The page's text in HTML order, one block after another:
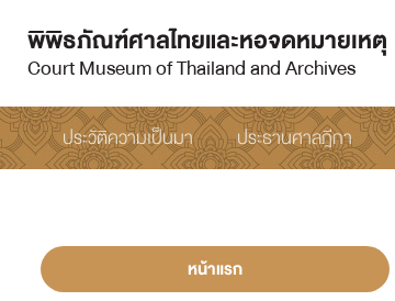
พิพิธภัณฑ์ศาลไทยและหอจดหมายเหตุ
Court Museum of Thailand and Archives
ประวัติความเป็นมา ประธานศาลฎีกา
หน้าแรก